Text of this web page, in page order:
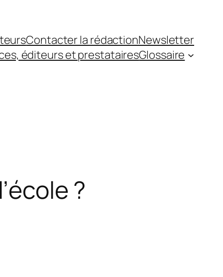
Contacter la rédactionNewsletter
éditeurs et prestatairesGlossaire
?